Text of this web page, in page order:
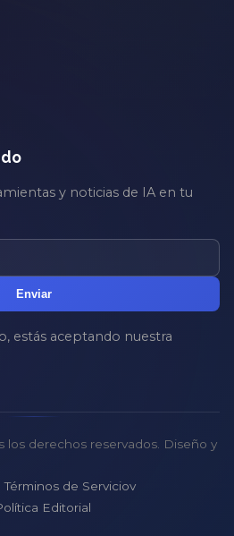
y noticias de IA en tu
Enviar
estás aceptando nuestra
los derechos reservados. Diseño y
Términos de Serviciov
Editorial